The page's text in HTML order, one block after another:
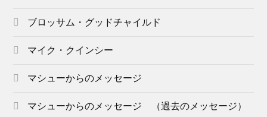
ブロッサム・グッドチャイルド
マイク・クインシー
マシューからのメッセージ
マシューからのメッセージ （過去のメッセージ）